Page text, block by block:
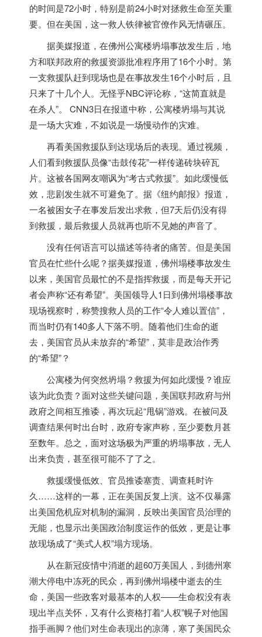
的时间是72小时，特别是前24小时对拯救生命至关重
要。但在美国 ，这一救人铁律被官僚作风无情碾压。
据美媒报道，在佛州公寓楼坍塌事故发生后，地
方和联邦政府的救援资源批准程序用了16个小时。第
一支救援队赶到现场也是在事故发生16个小时后，且
只来了十几个人。无怪乎NBC评论称，“这简直就是
在杀人”。 CNN3日在报道中称，公寓楼坍塌与其说
是一场大灾难，不如说是一场慢动作的灾难。
再看美国救援队到达现场后的表现。通过视频，
人们看到救援队员像“击鼓传花”一样传递砖块碎瓦
片。这被各国网友嘲讽为“考古式救援”。如此缓慢低
效，悲剧发生就不可避免了。据《纽约邮报》报道，
一名被困女子在事发后发出求救，但7天后仍没有得
到救援，最后救援人员就再也听不见她的声音了。
没有任何语言可以描述等待者的痛苦。但是美国
官员在忙些什么呢？据美媒报道，佛州塌楼事故发生
以来， 美国官员最忙的不是指挥救援，而是每天开记
者会声称“还有希望”。 美国领导人1日到佛州塌楼事故
现场视察时，称赞搜救人员的工作“令人难以置信”，
而当时仍有140多人下落不明。随着他们生命的逝
去， 美国官员从未放弃的“希望”，莫非是政治作秀
的“希望”？
公寓楼为何突然坍塌？救援为何如此缓慢？谁应
该为此负责？面对这些关键问题， 美国联邦政府与州
政府之间相互推诿，再次玩起“甩锅”游戏。在被问及
调查结果何时出台时，政府专家声称，至少要数月甚
至数年。总之，面对这场极为严重的坍塌事故，无人
出来负责，甚至很可能不了了之。
救援缓慢低效、官员推诿塞责、调查耗时许
久……这样的一幕，正在美国反复上演。这不仅暴露
出美国危机应对机制的漏洞，反映出美国官员治理的
无能，也显示出美国政治制度运作的低效，更是让事
故现场成了“美式人权”塌方现场。
从在新冠疫情中消逝的超60万美国人，到德州寒
潮大停电中冻死的民众，再到佛州塌楼中逝去的生
命， 美国一些政客对最基本的人权——生命权没有表
现出半点关怀，又有什么资格打着“人权”幌子对他国
指手画脚？他们对生命表现出的凉薄，寒了美国民众